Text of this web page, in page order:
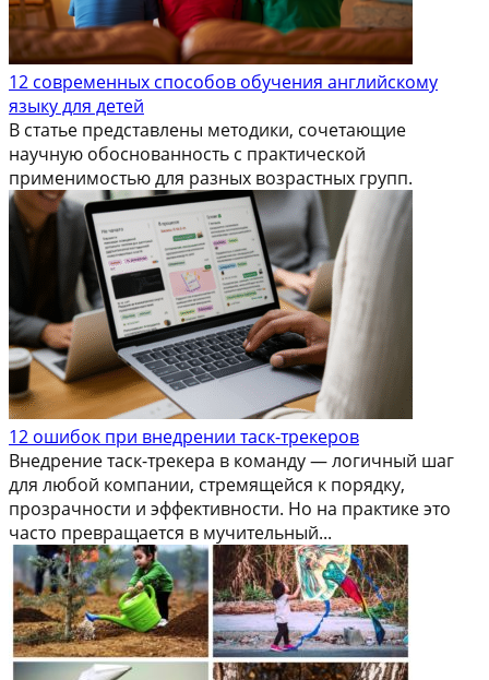
12 современных способов обучения английскому
языку для детей
В статье представлены методики, сочетающие
научную обоснованность с практической
применимостью для разных возрастных групп.
12 ошибок при внедрении таск-трекеров
Внедрение таск-трекера в команду — логичный шаг
для любой компании, стремящейся к порядку,
прозрачности и эффективности. Но на практике это
часто превращается в мучительный...